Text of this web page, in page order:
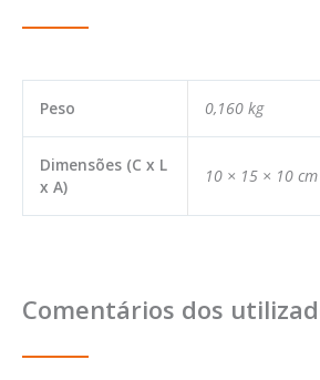
Peso 0,160 kg
Dimensões (C x L
x A)
10 × 15 × 10 cm
Comentários dos